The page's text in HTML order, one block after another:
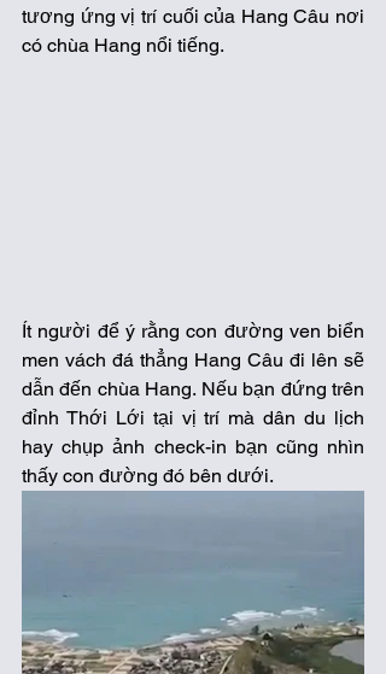
tương ứng vị trí cuối của Hang Câu nơi
có chùa Hang nổi tiếng.
Ít người để ý rằng con đường ven biển
men vách đá thẳng Hang Câu đi lên sẽ
dẫn đến chùa Hang. Nếu bạn đứng trên
đỉnh Thới Lới tại vị trí mà dân du lịch
hay chụp ảnh check-in bạn cũng nhìn
thấy con đường đó bên dưới.